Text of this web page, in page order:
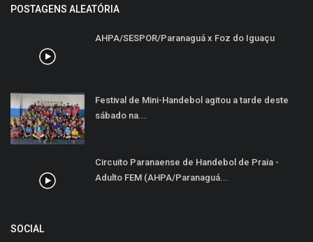
POSTAGENS ALEATÓRIA
AHPA/SESPOR/Paranaguá x Foz do Iguaçu
Festival de Mini-Handebol agitou a tarde deste
sábado na...
Circuito Paranaense de Handebol de Praia -
Adulto FEM (AHPA/Paranaguá...
SOCIAL